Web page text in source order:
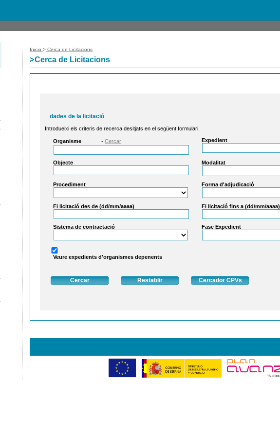
Inicio> Cerca de Licitacions
Cerca de Licitacions
Introdueixi els criteris de recerca desitjats en el següent formulari.
dades de la licitació
Organisme -Cercar Expedient
Objecte Modalitat
Procediment Forma d'adjudicació
Fi licitació des de (dd/mm/aaaa) Fi licitació fins a (dd/mm/aaaa)
Sistema de contractació Fase Expedient
Veure expedients d'organismes depenents